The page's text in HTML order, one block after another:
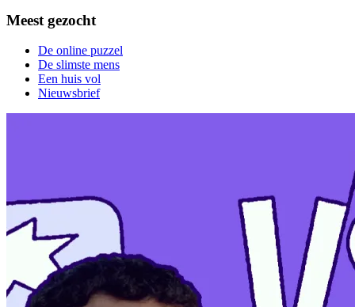
Meest gezocht
De online puzzel
De slimste mens
Een huis vol
Nieuwsbrief